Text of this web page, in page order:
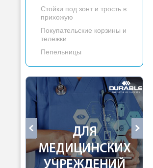
Стойки под зонт и трость в
прихожую
Покупательские корзины и
тележки
Пепельницы